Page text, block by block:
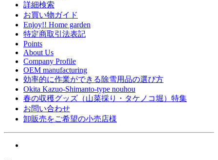
詳細検索
お買い物ガイド
Enjoy!! Home garden
特定商取引法表記
Points
About Us
Company Profile
OEM manufacturing
効率的に作業ができる除雪用品の選び方
Okita Kazuo-Shimanto-type nouhou
春の収穫グッズ（山菜採り・タケノコ堀）特集
お問い合わせ
卸販売をご希望の小売店様